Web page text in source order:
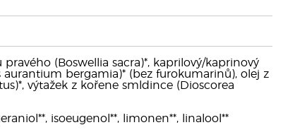
(Boswellia sacra)*, kaprilový/kaprinový
bergamia)* (bez furokumarinů), olej z
výtažek z kořene smldince (Dioscorea
isoeugenol**, limonen**, linalool**